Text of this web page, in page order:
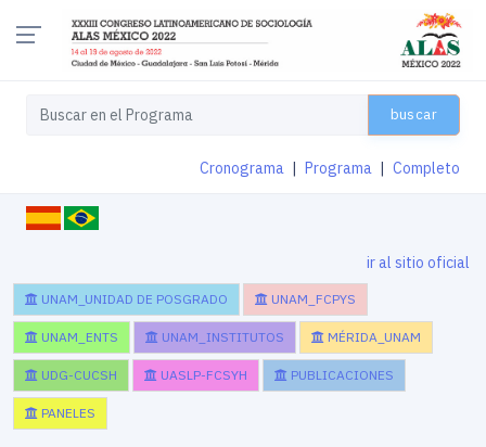
buscar
Cronograma Programa Completo
ir al sitio oficial
UNAM_UNIDAD DE POSGRADO UNAM_FCPYS
UNAM_ENTS UNAM_INSTITUTOS MÉRIDA_UNAM
UDG-CUCSH UASLP-FCSYH PUBLICACIONES
PANELES